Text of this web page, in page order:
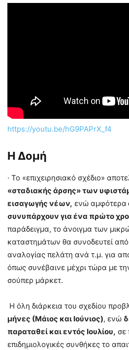
https://youtu.be/hG9PAPrX_f4
Η Δομή
· Το «επιχειρησιακό σχέδιο»
«σταδιακής άρσης» των
εισαγωγής νέων, ενώ αμφότερα
συνυπάρχουν για ένα πρώτο
παράδειγμα, το άνοιγμα των
καταστημάτων θα συνοδευτεί
αναλογίας πελάτη ανά τ.μ. για
όπως συνέβαινε μέχρι τώρα με
σούπερ μάρκετ.
Η όλη διάρκεια του σχεδίου
μήνες (Μάιος και Ιούνιος), ενώ
παραταθεί και εντός Ιουλίου, σε
επιδημιολογικές συνθήκες το